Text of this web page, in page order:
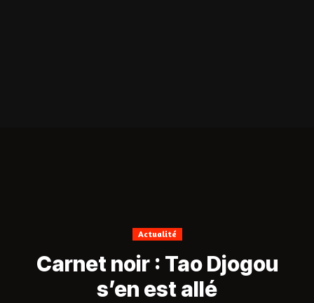
Actualité
Carnet noir : Tao Djogou
s’en est allé